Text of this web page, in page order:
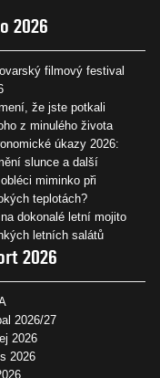
2026
filmový festival
že jste potkali
z minulého života
úkazy 2026:
slunce a další
miminko při
teplotách?
dokonalé letní mojito
letních salátů
2026
2026/27
2026
2026